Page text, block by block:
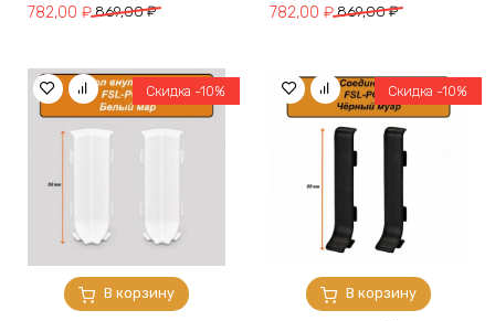
869,00₽
Первоначальная
869,00 ₽.
782,00 ₽
Текущая
869,00₽
Первоначальная
869,00 ₽.
782,00 ₽
Текущая
В корзину
Скидка -10%
В корзину
Скидка -10%